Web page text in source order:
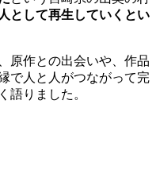
人として再生していくとい
原作との出会いや、作品
で人と人がつながって完
語りました。